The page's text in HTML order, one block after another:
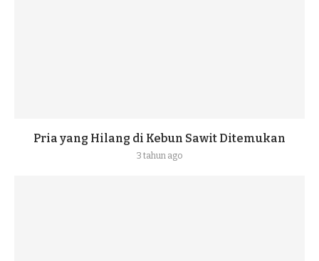
Pria yang Hilang di Kebun Sawit Ditemukan
3 tahun ago